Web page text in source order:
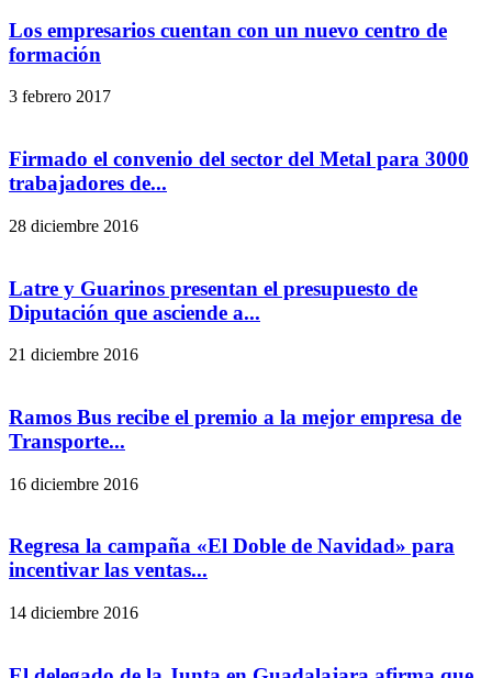
Los empresarios cuentan con un nuevo centro de
formación
3 febrero 2017
Firmado el convenio del sector del Metal para 3000
trabajadores de...
28 diciembre 2016
Latre y Guarinos presentan el presupuesto de
Diputación que asciende a...
21 diciembre 2016
Ramos Bus recibe el premio a la mejor empresa de
Transporte...
16 diciembre 2016
Regresa la campaña «El Doble de Navidad» para
incentivar las ventas...
14 diciembre 2016